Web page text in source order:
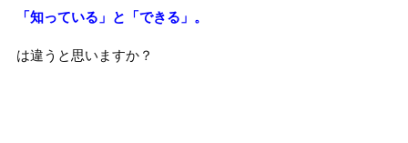
「知っている」と「できる」。
は違うと思いますか？